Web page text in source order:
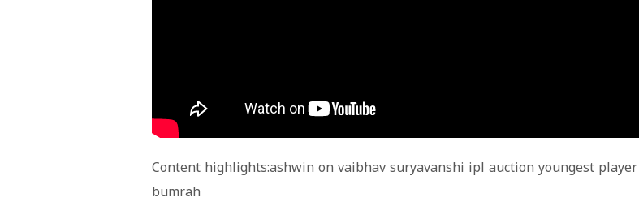
Content highlights:ashwin on vaibhav suryavanshi ipl auction youngest player
bumrah